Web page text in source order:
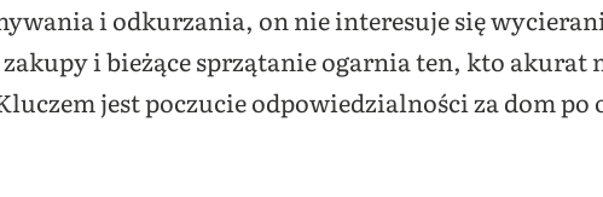
i odkurzania, on nie interesuje się
i bieżące sprzątanie ogarnia ten, kto akurat
jest poczucie odpowiedzialności za dom po